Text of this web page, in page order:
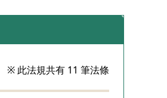
※ 此法規共有 11 筆法條